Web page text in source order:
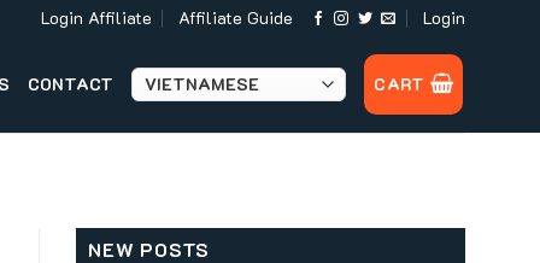
Login Affiliate Affiliate Guide Login
CONTACT CART
NEW POSTS